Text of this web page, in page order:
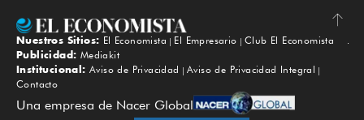
Subir
Nuestros Sitios: El Economista El Empresario
Club El Economista
Publicidad: Mediakit
Institucional: Aviso de Privacidad
Aviso de Privacidad Integral
Contacto
Una empresa de Nacer Global